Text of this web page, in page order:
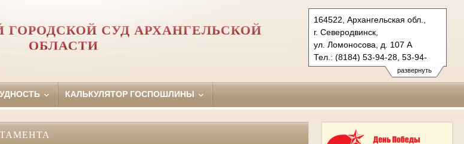
развернуть
164522, Архангельская обл.,
г. Северодвинск,
ул. Ломоносова, д. 107 А
Тел.: (8184) 53-94-28, 53-94-
27 (ф.)
seversud.arh@sudrf.ru
ГОРОДСКОЙ СУД АРХАНГЕЛЬСКОЙ
ОБЛАСТИ
КАЛЬКУЛЯТОР ГОСПОШЛИНЫ